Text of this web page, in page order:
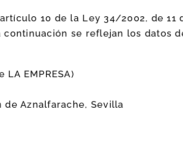
10 de la Ley 34/2002, de 11
se reflejan los datos
EMPRESA)
de Aznalfarache, Sevilla